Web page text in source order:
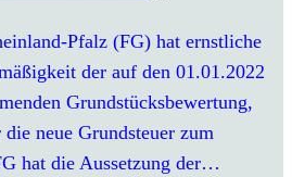
Pfalz (FG) hat ernstliche
der auf den 01.01.2022
Grundstücksbewertung,
neue Grundsteuer zum
hat die Aussetzung der…